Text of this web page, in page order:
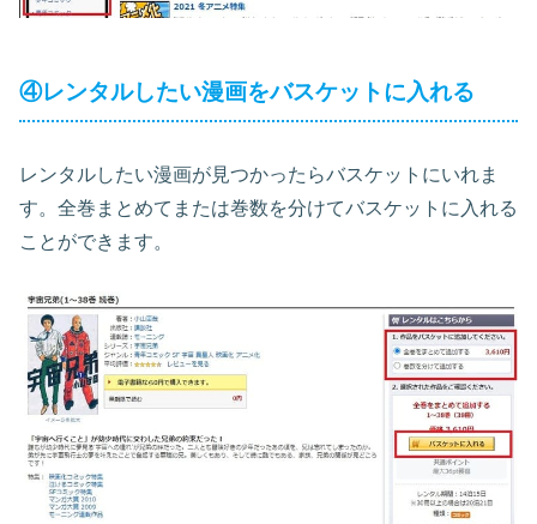
④レンタルしたい漫画をバスケットに入れる
レンタルしたい漫画が見つかったらバスケットにいれま
す。全巻まとめてまたは巻数を分けてバスケットに入れる
ことができます。